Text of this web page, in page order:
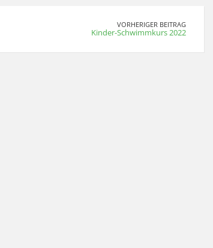
VORHERIGER BEITRAG
Kinder-Schwimmkurs 2022